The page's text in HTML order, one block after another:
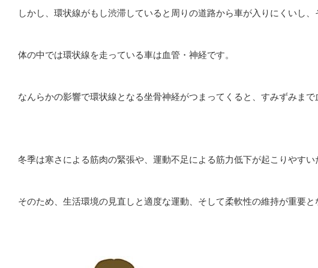
しかし、環状線がもし渋滞していると周りの道路から車が入りにくいし、
体の中では環状線を走っている車は血管・神経です。
なんらかの影響で環状線となる坐骨神経がつまってくると、すみずみま
冬季は寒さによる筋肉の緊張や、運動不足による筋力低下が起こりやす
そのため、生活環境の見直しと適度な運動、そして柔軟性の維持が重要と